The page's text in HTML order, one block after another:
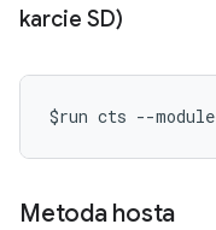
karcie SD)
$run cts --
Metoda hosta